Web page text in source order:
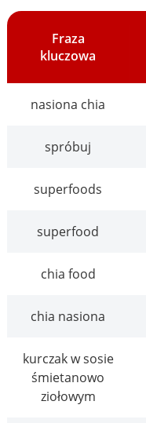
Fraza
kluczowa
nasiona chia
spróbuj
superfoods
superfood
chia food
chia nasiona
kurczak w sosie
śmietanowo
ziołowym